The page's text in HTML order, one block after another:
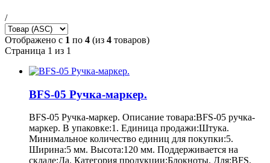
/
Отображено с 1 по 4 (из 4 товаров)
Страница 1 из 1
BFS-05 Ручка-маркер.
BFS-05 Ручка-маркер. Описание товара:BFS-05 ручка-
маркер. В упаковке:1. Единица продажи:Штука.
Минимальное количество единиц для покупки:5.
Ширина:5 мм. Высота:120 мм. Поддерживается на
складе:Да. Категория продукции:Блокноты. Для:BFS.